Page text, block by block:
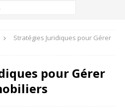
Stratégies Juridiques pour Gérer
pour Gérer